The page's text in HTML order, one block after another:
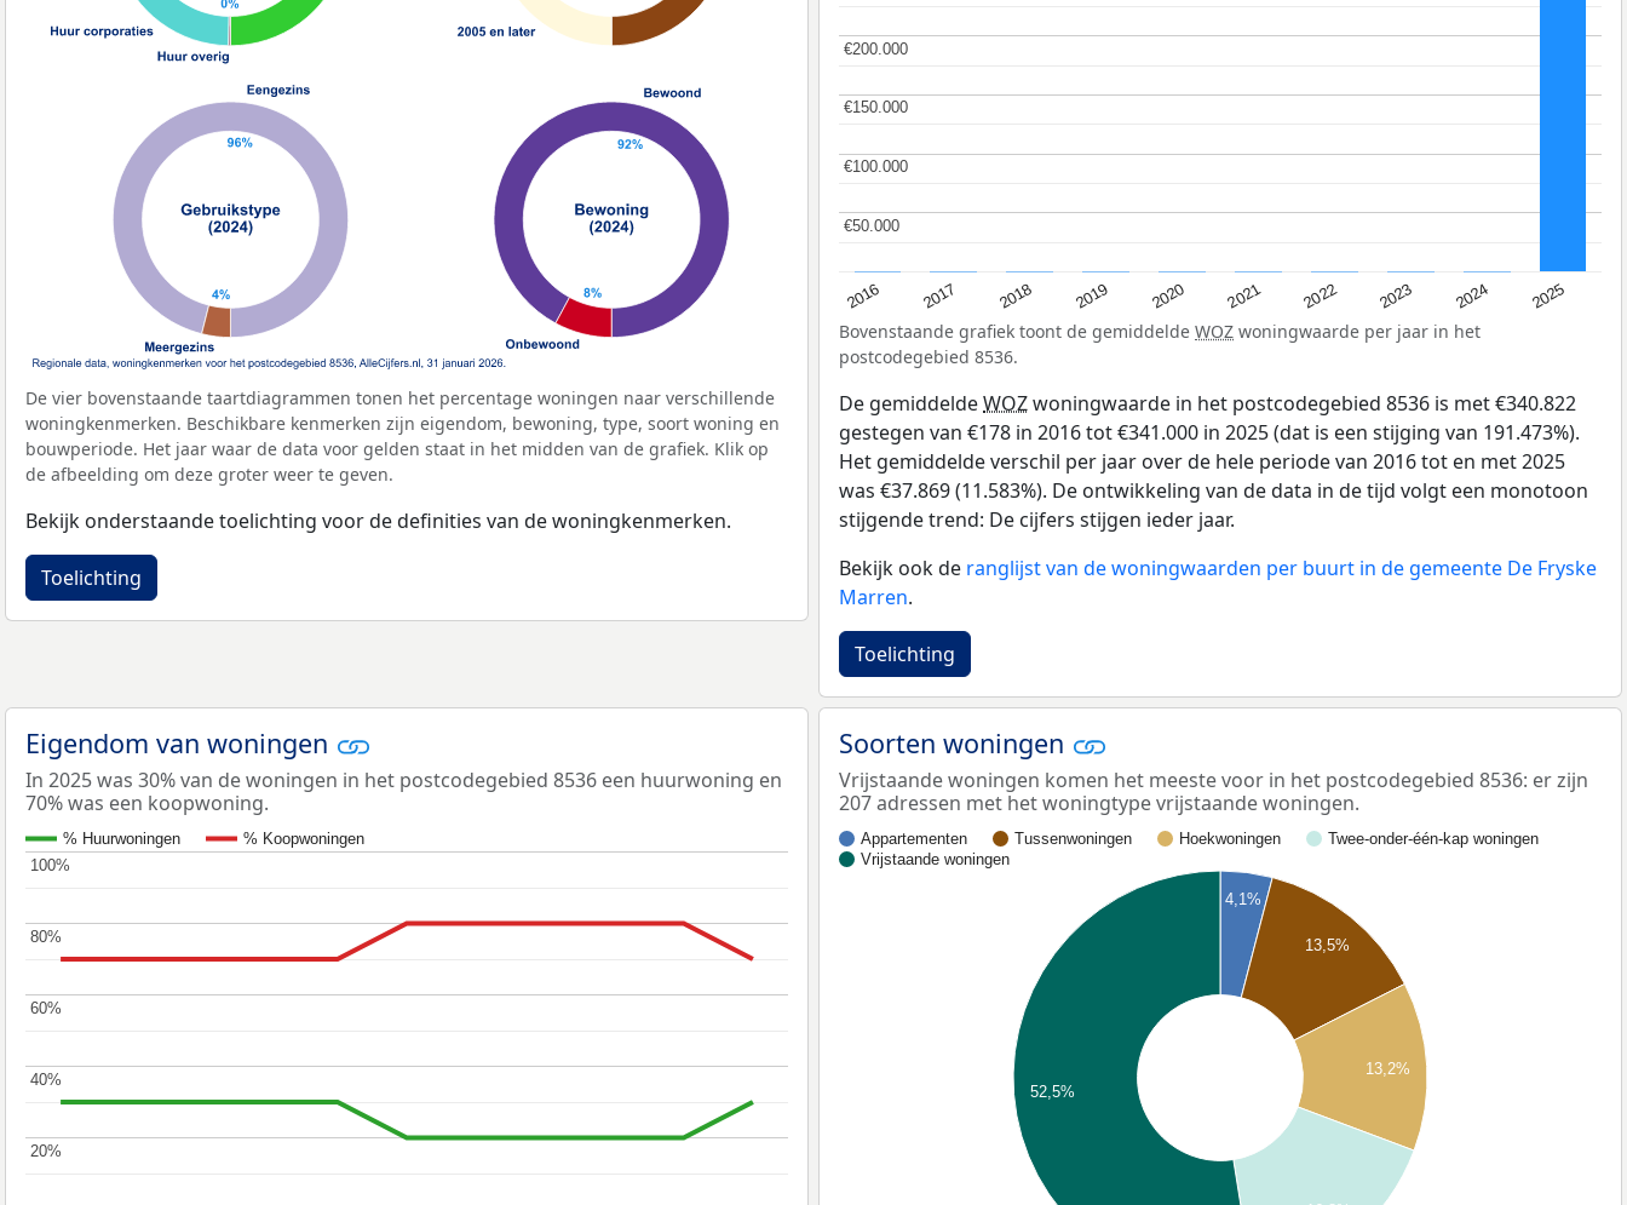
De vier bovenstaande taartdiagrammen tonen het percentage woningen naar verschillende
woningkenmerken. Beschikbare kenmerken zijn eigendom, bewoning, type, soort woning en
bouwperiode. Het jaar waar de data voor gelden staat in het midden van de grafiek. Klik op
de afbeelding om deze groter weer te geven.
Bekijk onderstaande toelichting voor de definities van de woningkenmerken.
Toelichting
2016 2017 2018 2019 2020 2021 2022 2023 2024 2025
€50.000
€50.000
€100.000
€100.000
€150.000
€150.000
€200.000
€200.000
Bovenstaande grafiek toont de gemiddelde WOZ woningwaarde per jaar in het
postcodegebied 8536.
De gemiddeldeWOZwoningwaarde in het postcodegebied 8536 is met €340.822
gestegen van €178 in 2016 tot €341.000 in 2025 (dat is een stijging van 191.473%).
Het gemiddelde verschil per jaar over de hele periode van 2016 tot en met 2025
was €37.869 (11.583%). De ontwikkeling van de data in de tijd volgt een monotoon
stijgende trend: De cijfers stijgen ieder jaar.
Bekijk ook de ranglijst van de woningwaarden per buurt in de gemeente De Fryske
Marren.
Toelichting
Eigendom van woningen
In 2025 was 30% van de woningen in het postcodegebied 8536 een huurwoning en
70% was een koopwoning.
% Huurwoningen % Koopwoningen
20%
20%
40%
40%
60%
60%
80%
80%
100%
100%
Soorten woningen
Vrijstaande woningen komen het meeste voor in het postcodegebied 8536: er zijn
207 adressen met het woningtype vrijstaande woningen.
Appartementen Tussenwoningen Hoekwoningen
Twee-onder-één-kap woningen
Vrijstaande woningen
4,1%
13,5%
13,2%
52,5%